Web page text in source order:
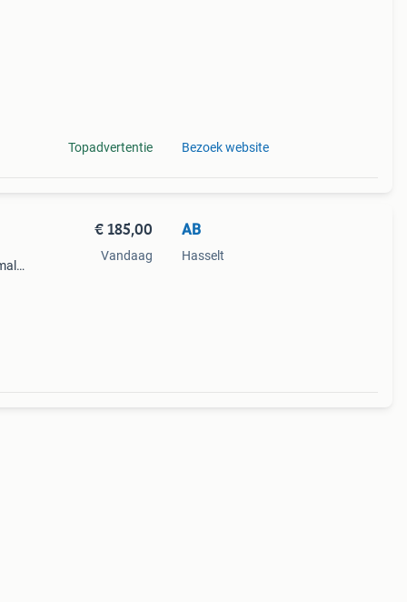
Topadvertentie Bezoek website
€ 185,00
Vandaag
AB
Hasselt